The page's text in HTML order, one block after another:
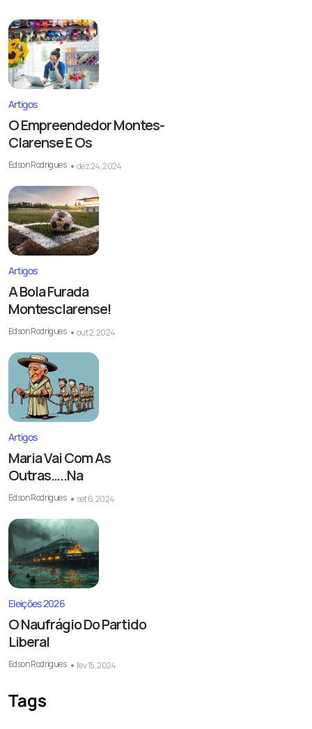
Artigos
O Empreendedor Montes-
Clarense E Os
Edson Rodrigues dez 24, 2024
Artigos
A Bola Furada
Montesclarense!
Edson Rodrigues out 2, 2024
Artigos
Maria Vai Com As
Outras…..Na
Edson Rodrigues set 6, 2024
Eleições 2026
O Naufrágio Do Partido
Liberal
Edson Rodrigues fev 15, 2024
Tags